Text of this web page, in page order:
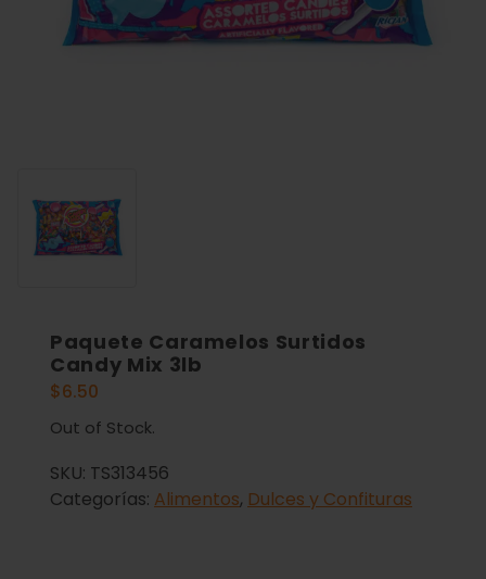
Paquete Caramelos Surtidos
Candy Mix 3lb
$6.50
Out of Stock.
SKU: TS313456
Categorías: Alimentos, Dulces y Confituras